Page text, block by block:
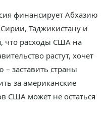
финансирует Абхазию
Таджикистану и
что расходы США на
растут, хочет
– заставить страны
за американские
США может не остаться